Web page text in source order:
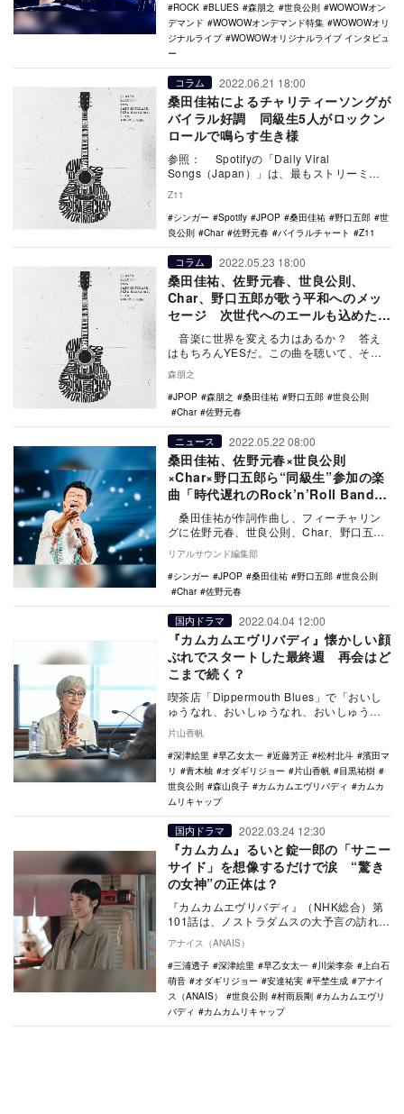
ROCK
BLUES 森朋之 世良公則
WOWOWオン
デマンド
WOWOWオンデマンド特集
WOWOWオリ
ジナルライブ
WOWOWオリジナルライブ インタビュ
ー
コラム 2022.06.21 18:00
桑田佳祐によるチャリティーソングが
バイラル好調 同級生5人がロックン
ロールで鳴らす生き様
参照： Spotifyの「Daily Viral
Songs（Japan）」は、最もストリーミン
Z11
シンガー
Spotify JPOP 桑田佳祐 野口五郎
世
良公則
Char 佐野元春 バイラルチャート Z11
コラム 2022.05.23 18:00
桑田佳祐、佐野元春、世良公則、
Char、野口五郎が歌う平和へのメッ
セージ 次世代へのエールも込めたロ
ックンロール
音楽に世界を変える力はあるか？ 答え
はもちろんYESだ。この曲を聴いて、その
ことを改めて確信した。 「桑田佳祐 f…
森朋之
JPOP
森朋之 桑田佳祐 野口五郎
世良公則
Char
佐野元春
ニュース 2022.05.22 08:00
桑田佳祐、佐野元春×世良公則
×Char×野口五郎ら“同級生”参加の楽
曲「時代遅れのRock’n’Roll Band」
リリース
桑田佳祐が作詞作曲し、フィーチャリン
グに佐野元春、世良公則、Char、野口五郎
を迎えた楽曲「時代遅れのRock’n…
リアルサウンド編集部
シンガー
JPOP 桑田佳祐 野口五郎
世良公則
Char
佐野元春
国内ドラマ 2022.04.04 12:00
『カムカムエヴリバディ』懐かしい顔
ぶれでスタートした最終週 再会はど
こまで続く？
喫茶店「Dippermouth Blues」で「おいし
ゅうなれ、おいしゅうなれ、おいしゅうな
れ」と“あんこのおまじない”を唱えな…
片山香帆
深津絵里
早乙女太一 近藤芳正 松村北斗
濱田マ
リ
青木柚 オダギリジョー 片山香帆
目黒祐樹
世良公則
森山良子 カムカムエヴリバディ
カムカ
ムリキャップ
国内ドラマ 2022.03.24 12:30
『カムカム』るいと錠一郎の「サニー
サイド」を想像するだけで涙 “驚き
の女神”の正体は？
『カムカムエヴリバディ』（NHK総合）第
101話は、ノストラダムスの大予言の訪れを
（三浦透…
アナイス（ANAIS）
三浦透子
深津絵里 早乙女太一 川栄李奈
上白石
萌音
オダギリジョー 安達祐実 平埜生成
アナイ
ス（ANAIS）
世良公則 村雨辰剛
カムカムエヴリ
バディ
カムカムリキャップ